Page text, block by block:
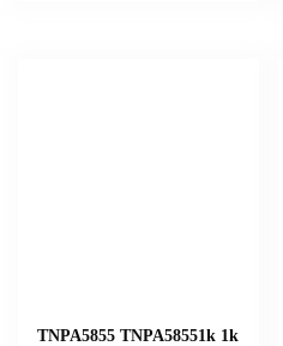
TNPA5855 TNPA58551k 1k